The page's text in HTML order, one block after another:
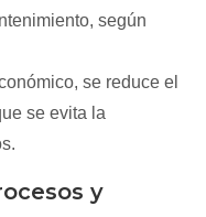
según
se reduce el
se evita la
y